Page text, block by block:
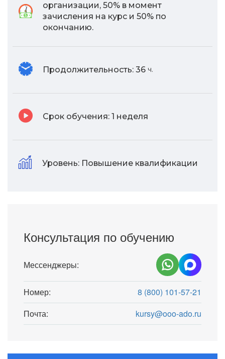
организации, 50% в момент
зачисления на курс и 50% по
окончанию.
Продолжительность: 36 ч.
Срок обучения: 1 неделя
Уровень: Повышение квалификации
Консультация по обучению
Мессенджеры:
Номер:
8 (800) 101-57-21
Почта:
kursy@ooo-ado.ru